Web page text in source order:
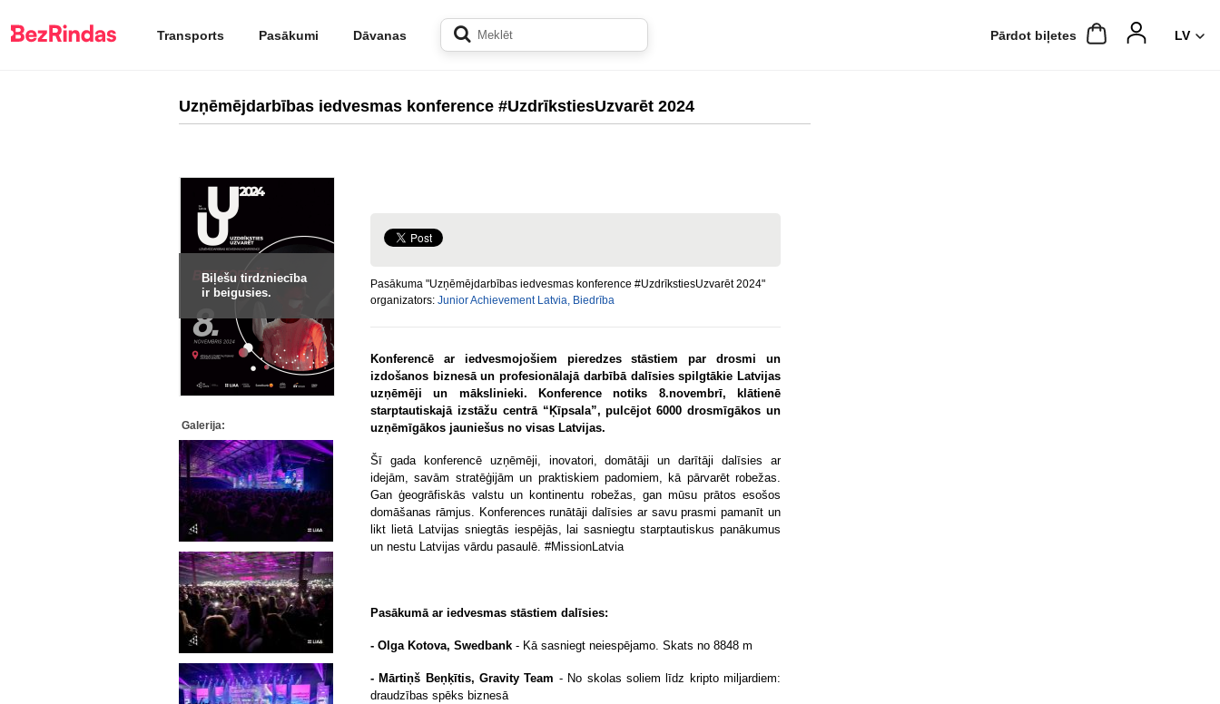
Transports Pasākumi Dāvanas Pārdot biļetes
Uzņēmējdarbības iedvesmas konference #UzdrīkstiesUzvarēt 2024
Biļešu tirdzniecība
ir beigusies.
Galerija:
Pasākuma "Uzņēmējdarbības iedvesmas konference #UzdrīkstiesUzvarēt 2024"
organizators: Junior Achievement Latvia, Biedrība
Konferencē ar iedvesmojošiem pieredzes stāstiem par drosmi un
izdošanos biznesā un profesionālajā darbībā dalīsies spilgtākie Latvijas
uzņēmēji un mākslinieki. Konference notiks 8.novembrī, klātienē
starptautiskajā izstāžu centrā “Ķīpsala”, pulcējot 6000 drosmīgākos un
uzņēmīgākos jauniešus no visas Latvijas.
Šī gada konferencē uzņēmēji, inovatori, domātāji un darītāji dalīsies ar
idejām, savām stratēģijām un praktiskiem padomiem, kā pārvarēt robežas.
Gan ģeogrāfiskās valstu un kontinentu robežas, gan mūsu prātos esošos
domāšanas rāmjus. Konferences runātāji dalīsies ar savu prasmi pamanīt un
likt lietā Latvijas sniegtās iespējās, lai sasniegtu starptautiskus panākumus
un nestu Latvijas vārdu pasaulē. #MissionLatvia
Pasākumā ar iedvesmas stāstiem dalīsies:
- Olga Kotova, Swedbank - Kā sasniegt neiespējamo. Skats no 8848 m
- Mārtiņš Beņķītis, Gravity Team - No skolas soliem līdz kripto miljardiem:
draudzības spēks biznesā